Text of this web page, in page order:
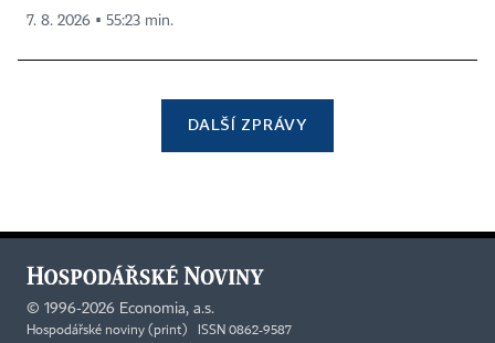
7. 8. 2026 ▪ 55:23 min.
DALŠÍ ZPRÁVY
© 1996-2026 Economia, a.s.
Hospodářské noviny (print) ISSN 0862-9587